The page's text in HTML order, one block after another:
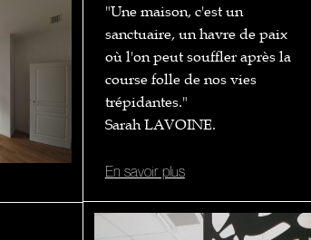
"Une maison, c'est un
sanctuaire, un havre de paix
où l'on peut souffler après la
course folle de nos vies
trépidantes."
Sarah LAVOINE.
En savoir plus